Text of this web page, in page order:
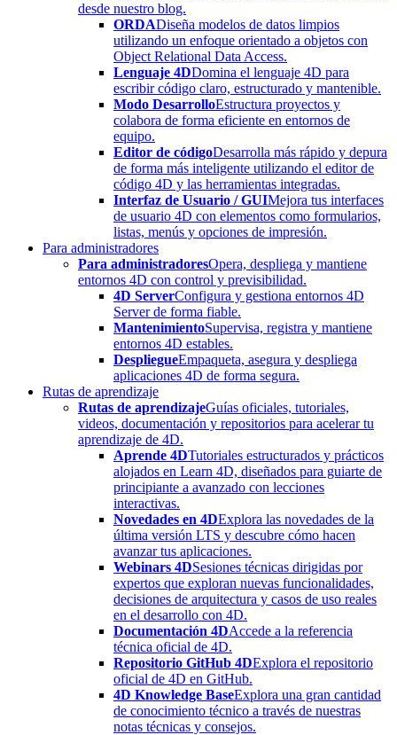
desde nuestro blog.
ORDADiseña modelos de datos limpios
utilizando un enfoque orientado a objetos con
Object Relational Data Access.
Lenguaje 4DDomina el lenguaje 4D para
escribir código claro, estructurado y mantenible.
Modo DesarrolloEstructura proyectos y
colabora de forma eficiente en entornos de
equipo.
Editor de códigoDesarrolla más rápido y depura
de forma más inteligente utilizando el editor de
código 4D y las herramientas integradas.
Interfaz de Usuario / GUIMejora tus interfaces
de usuario 4D con elementos como formularios,
listas, menús y opciones de impresión.
Para administradores
Para administradoresOpera, despliega y mantiene
entornos 4D con control y previsibilidad.
4D ServerConfigura y gestiona entornos 4D
Server de forma fiable.
MantenimientoSupervisa, registra y mantiene
entornos 4D estables.
DespliegueEmpaqueta, asegura y despliega
aplicaciones 4D de forma segura.
Rutas de aprendizaje
Rutas de aprendizajeGuías oficiales, tutoriales,
videos, documentación y repositorios para acelerar tu
aprendizaje de 4D.
Aprende 4DTutoriales estructurados y prácticos
alojados en Learn 4D, diseñados para guiarte de
principiante a avanzado con lecciones
interactivas.
Novedades en 4DExplora las novedades de la
última versión LTS y descubre cómo hacen
avanzar tus aplicaciones.
Webinars 4DSesiones técnicas dirigidas por
expertos que exploran nuevas funcionalidades,
decisiones de arquitectura y casos de uso reales
en el desarrollo con 4D.
Documentación 4DAccede a la referencia
técnica oficial de 4D.
Repositorio GitHub 4DExplora el repositorio
oficial de 4D en GitHub.
4D Knowledge BaseExplora una gran cantidad
de conocimiento técnico a través de nuestras
notas técnicas y consejos.